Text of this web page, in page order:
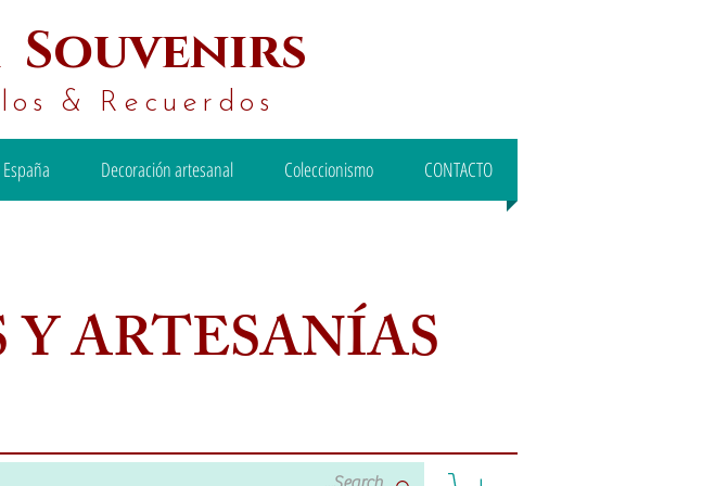
& Recuerdos
Decoración artesanal Coleccionismo CONTACTO
ARTESANÍAS